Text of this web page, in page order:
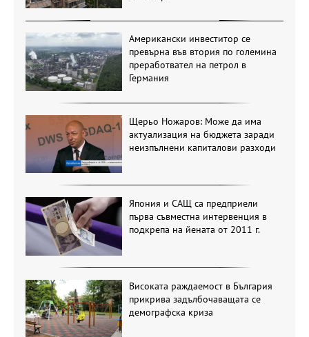
Американски инвеститор се
превърна във втория по големина
преработвател на петрол в
Германия
Щерьо Ножаров: Може да има
актуализация на бюджета заради
неизпълнени капиталови разходи
Япония и САЩ са предприели
първа съвместна интервенция в
подкрепа на йената от 2011 г.
Високата раждаемост в България
прикрива задълбочаващата се
демографска криза